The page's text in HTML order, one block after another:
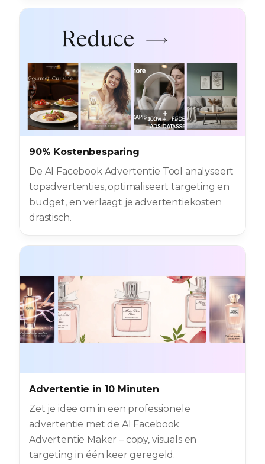
90% Kostenbesparing
De AI Facebook Advertentie Tool analyseert
topadvertenties, optimaliseert targeting en
budget, en verlaagt je advertentiekosten
drastisch.
Advertentie in 10 Minuten
Zet je idee om in een professionele
advertentie met de AI Facebook
Advertentie Maker – copy, visuals en
targeting in één keer geregeld.